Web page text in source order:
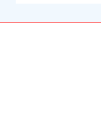
冒侵权商品
推发展成效显著
全市工商行政管理工作会议
作
工作会议精
革咨询宣活动